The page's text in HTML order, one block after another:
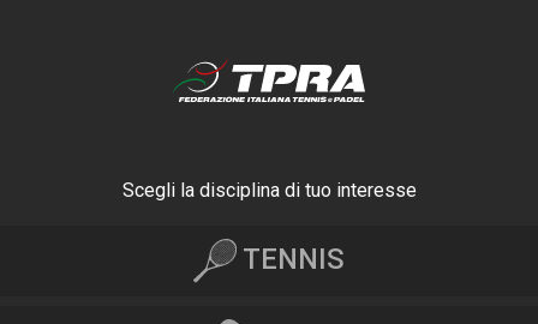
Scegli la disciplina di tuo interesse
TENNIS